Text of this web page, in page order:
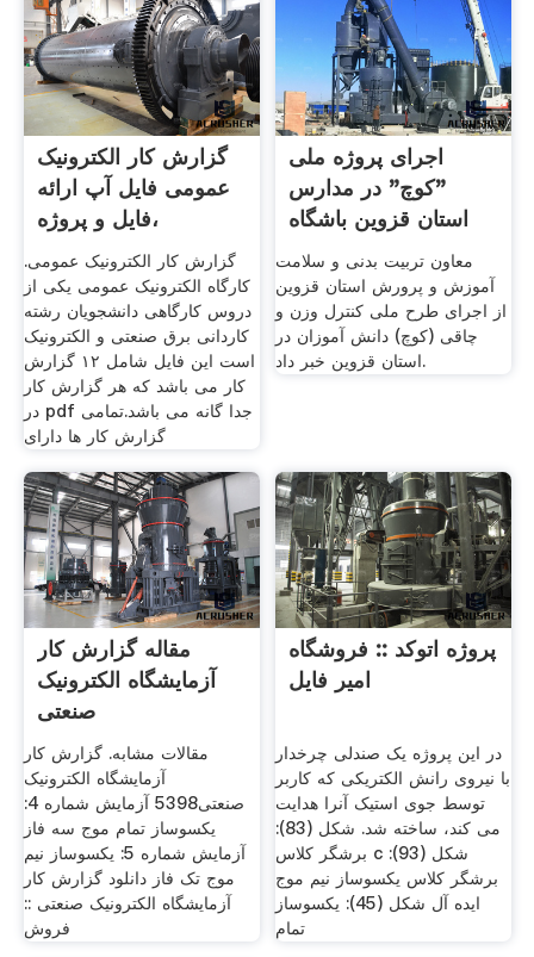
گزارش کار الکترونیک
عمومی فایل آپ ارائه
،فایل و پروژه
گزارش کار الکترونیک عمومی.
کارگاه الکترونیک عمومی یکی از
دروس کارگاهی دانشجویان رشته
کاردانی برق صنعتی و الکترونیک
است این فایل شامل ۱۲ گزارش
کار می باشد که هر گزارش کار
در pdf جدا گانه می باشد.تمامی
گزارش کار ها دارای
اجرای پروژه ملی
"کوچ" در مدارس
استان قزوین باشگاه
معاون تربیت بدنی و سلامت
آموزش و پرورش استان قزوین
از اجرای طرح ملی کنترل وزن و
چاقی (کوچ) دانش آموزان در
استان قزوین خبر داد.
مقاله گزارش کار
آزمایشگاه الکترونیک
صنعتی
مقالات مشابه. گزارش کار
آزمایشگاه الکترونیک
صنعتی5398 آزمایش شماره 4:
یکسوساز تمام موج سه فاز
آزمایش شماره 5: یکسوساز نیم
موج تک فاز دانلود گزارش کار
آزمایشگاه الکترونیک صنعتی ::
فروش
پروژه اتوکد :: فروشگاه
امیر فایل
در این پروژه یک صندلی چرخدار
با نیروی رانش الکتریکی که کاربر
توسط جوی استیک آنرا هدایت
می کند، ساخته شد. شکل (83):
برشگر کلاس c شکل (93):
برشگر کلاس یکسوساز نیم موج
ایده آل شکل (45): یکسوساز
تمام